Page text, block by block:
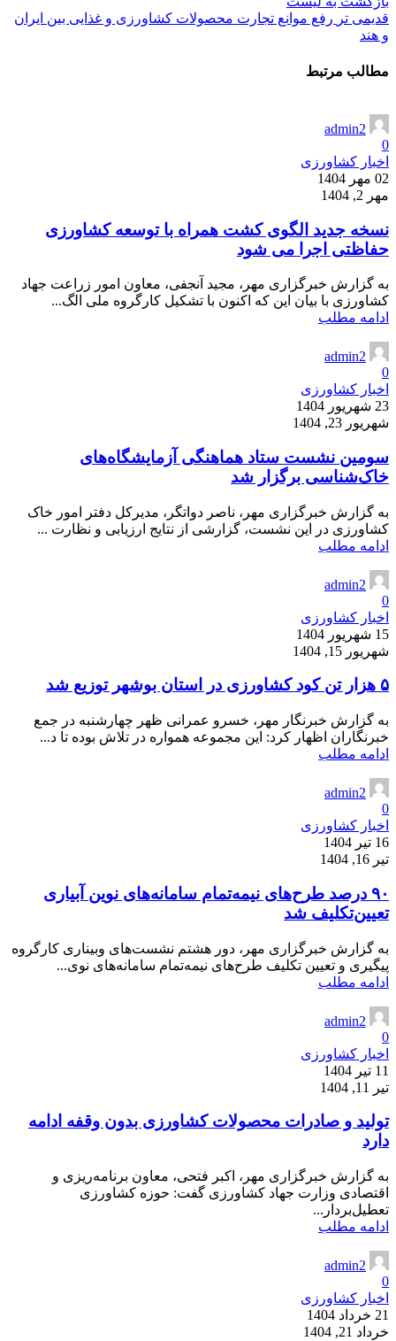
قدیمی تر رفع موانع تجارت محصولات کشاورزی و غذایی بین ایران
و هند
مطالب مرتبط
admin2
0
اخبار کشاورزی
02 مهر 1404
مهر 2, 1404
نسخه جدید الگوی کشت همراه با توسعه کشاورزی
حفاظتی اجرا می شود
به گزارش خبرگزاری مهر، مجید آنجفی، معاون امور زراعت جهاد
کشاورزی با بیان این که اکنون با تشکیل کارگروه ملی الگ...
ادامه مطلب
admin2
0
اخبار کشاورزی
23 شهریور 1404
شهریور 23, 1404
سومین نشست ستاد هماهنگی آزمایشگاه‌های
خاک‌شناسی برگزار شد
به گزارش خبرگزاری مهر، ناصر دواتگر، مدیرکل دفتر امور خاک
کشاورزی در این نشست، گزارشی از نتایج ارزیابی و نظارت ...
ادامه مطلب
admin2
0
اخبار کشاورزی
15 شهریور 1404
شهریور 15, 1404
۵ هزار تن کود کشاورزی در استان بوشهر توزیع شد
به گزارش خبرنگار مهر، خسرو عمرانی ظهر چهارشنبه در جمع
خبرنگاران اظهار کرد: این مجموعه همواره در تلاش بوده تا د...
ادامه مطلب
admin2
0
اخبار کشاورزی
16 تیر 1404
تیر 16, 1404
۹۰ درصد طرح‌های نیمه‌تمام سامانه‌های نوین آبیاری
تعیین‌تکلیف شد
به گزارش خبرگزاری مهر، دور هشتم نشست‌های وبیناری کارگروه
پیگیری و تعیین تکلیف طرح‌های نیمه‌تمام سامانه‌های نوی...
ادامه مطلب
admin2
0
اخبار کشاورزی
11 تیر 1404
تیر 11, 1404
تولید و صادرات محصولات کشاورزی بدون وقفه ادامه
دارد
به گزارش خبرگزاری مهر، اکبر فتحی، معاون برنامه‌ریزی و
اقتصادی وزارت جهاد کشاورزی گفت: حوزه کشاورزی
تعطیل‌بردار...
ادامه مطلب
admin2
0
اخبار کشاورزی
21 خرداد 1404
خرداد 21, 1404